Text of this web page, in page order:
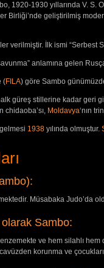
1920-1930 yıllarında V. S.
Birliği’nde geliştirilmiş
İlk ismi “Serbest
anlamına gelen
(FILA) göre Sambo
güreş stillerine kadar geri
chidaoba’sı, Moldavya‘nın
1938 yılında olmuştur.
Müsabaka Judo’da
Sambo:
ve hem silahlı
korunma ve